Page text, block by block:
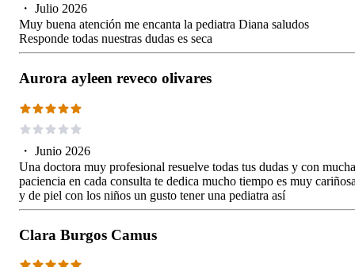
・ Julio 2026
Muy buena atención me encanta la pediatra Diana saludos
Responde todas nuestras dudas es seca
Aurora ayleen reveco olivares
・ Junio 2026
Una doctora muy profesional resuelve todas tus dudas y con mucha
paciencia en cada consulta te dedica mucho tiempo es muy
y de piel con los niños un gusto tener una pediatra así
Clara Burgos Camus